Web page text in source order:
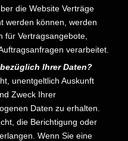
die Website Verträge
werden können, werden
für Vertragsangebote,
verarbeitet.
Ihrer Daten?
unentgeltlich Auskunft
Zweck Ihrer
Daten zu erhalten.
die Berichtigung oder
Wenn Sie eine